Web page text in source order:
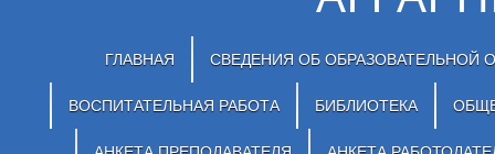
ГЛАВНАЯ СВЕДЕНИЯ ОБ ОБРАЗОВАТЕЛЬНОЙ
ВОСПИТАТЕЛЬНАЯ РАБОТА БИБЛИОТЕКА